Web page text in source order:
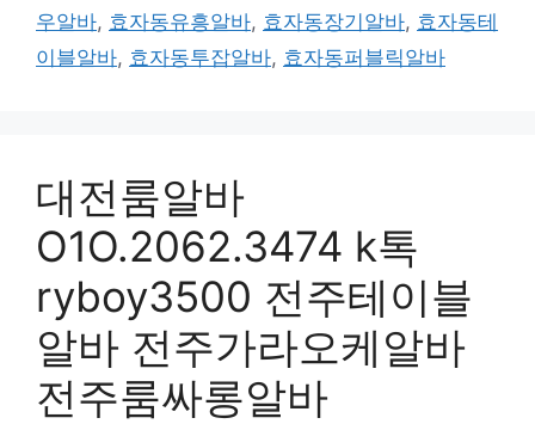
우알바, 효자동유흥알바, 효자동장기알바, 효자동테
이블알바, 효자동투잡알바, 효자동퍼블릭알바
대전룸알바
O1O.2062.3474 k톡
ryboy3500 전주테이블
알바 전주가라오케알바
전주룸싸롱알바